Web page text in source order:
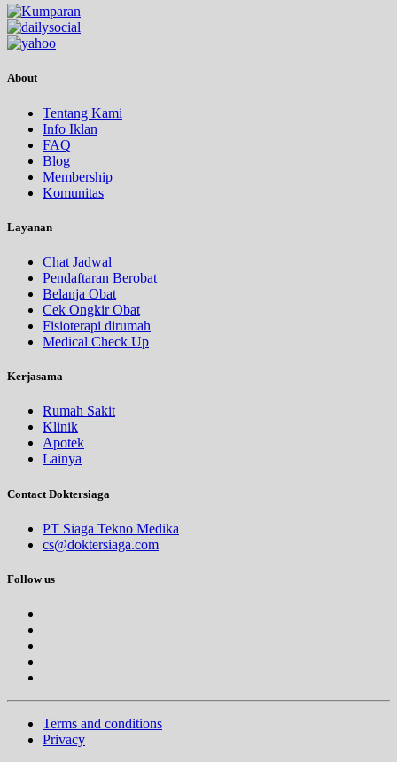
About
Tentang Kami
Info Iklan
FAQ
Blog
Membership
Komunitas
Layanan
Chat Jadwal
Pendaftaran Berobat
Belanja Obat
Cek Ongkir Obat
Fisioterapi dirumah
Medical Check Up
Kerjasama
Rumah Sakit
Klinik
Apotek
Lainya
Contact Doktersiaga
PT Siaga Tekno Medika
cs@doktersiaga.com
Follow us
Terms and conditions
Privacy